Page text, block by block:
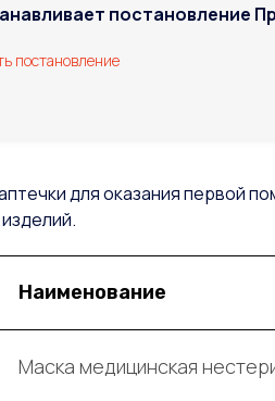
постановление
постановление
для оказания первой
Наименование
Маска медицинская